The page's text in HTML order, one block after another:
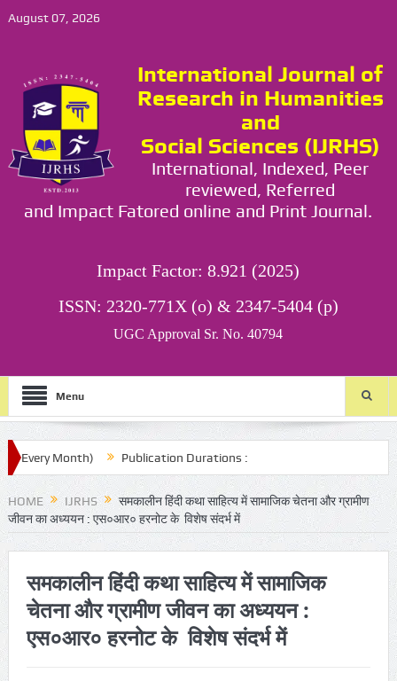
August 07, 2026
International Journal of
Research in Humanities
and
Social Sciences (IJRHS)
International, Indexed, Peer
reviewed, Referred
and Impact Fatored online and Print Journal.
Impact Factor: 8.921 (2025)
ISSN: 2320-771X (o) & 2347-5404 (p)
UGC Approval Sr. No. 40794
Menu
Month) Publication Durations :
ijrhs/final-article-submission/
HOME IJRHS
समकालीन हिंदी कथा साहित्य में सामाजिक चेतना और ग्रामीण
जीवन का अध्ययन : एस०आर० हरनोट के विशेष संदर्भ में
समकालीन हिंदी कथा साहित्य में सामाजिक
चेतना और ग्रामीण जीवन का अध्ययन :
एस०आर० हरनोट के विशेष संदर्भ में